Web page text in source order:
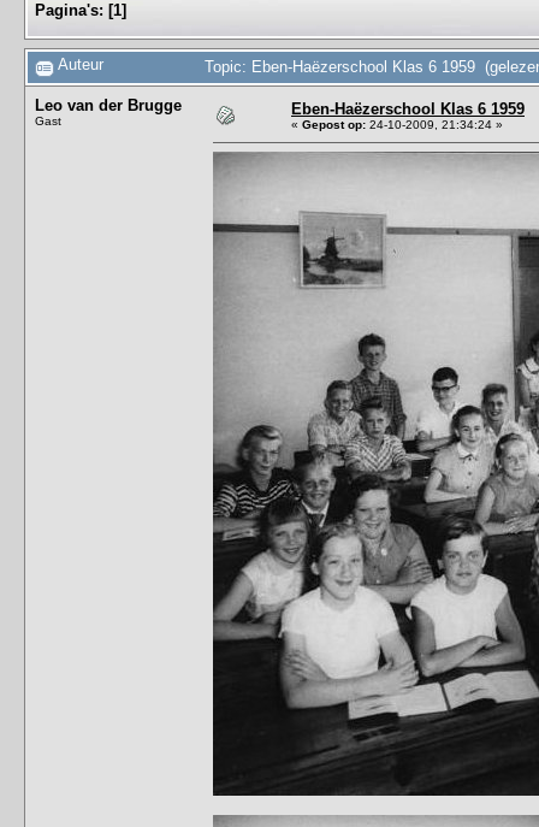
Pagina's: [1]
Auteur Topic: Eben-Haëzerschool Klas 6 1959
Leo van der Brugge
Gast
Eben-Haëzerschool Klas 6 1959
« Gepost op: 24-10-2009, 21:34:24 »